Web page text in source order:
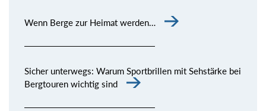
Wenn Berge zur Heimat werden…
Sicher unterwegs: Warum Sportbrillen mit Sehstärke bei
Bergtouren wichtig sind